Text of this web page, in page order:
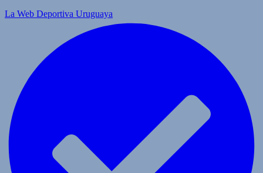
La Web Deportiva Uruguaya